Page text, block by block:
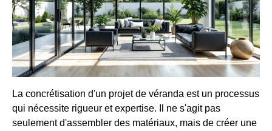
La concrétisation d'un projet de véranda est un processus
qui nécessite rigueur et expertise. Il ne s'agit pas
seulement d'assembler des matériaux, mais de créer une